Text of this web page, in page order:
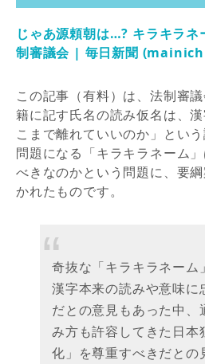
じゃあ源頼朝は…? キラキラネ
制審議会 | 毎日新聞
この記事（有料）は、法制審
籍に記す氏名の読み仮名は、
こまで離れていいのか」とい
問題になる「キラキラネーム
べきなのかという問題に、要
かれたものです。
奇抜な「キラキラネーム
漢字本来の読みや意味に
だとの意見もあった中、
み方も許容してきた日本
化」を尊重すべきだとの